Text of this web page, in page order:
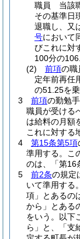
職員 当該
その基準日
退職し、又
号において
びこれに対
100分の
(2)
前項の職
定年前再任
の51.25を
3
前項の勤勉
職員が受ける
は給料の月額
これに対する
4
第15条第5項
準用する。
こ
のは、「第16
5
前2条の規定
いて準用する。
項」とあるの
から」とある
をいう。以下
ら」と、「支